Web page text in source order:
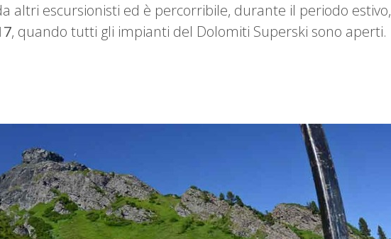
altri escursionisti ed è percorribile, durante il periodo estivo,
, quando tutti gli impianti del Dolomiti Superski sono aperti.